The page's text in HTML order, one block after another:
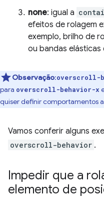
none: igual a
efeitos de rolagem
exemplo, brilho de
ou bandas elásticas
Observação:overscroll-
para overscroll-behavior-x
quiser definir comportamentos
Vamos conferir alguns
overscroll-behavior .
Impedir que a
elemento de